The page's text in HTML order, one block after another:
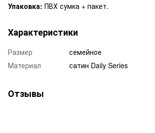
Упаковка: ПВХ сумка + пакет.
Характеристики
Размер
семейное
Материал
сатин Daily Series
Отзывы